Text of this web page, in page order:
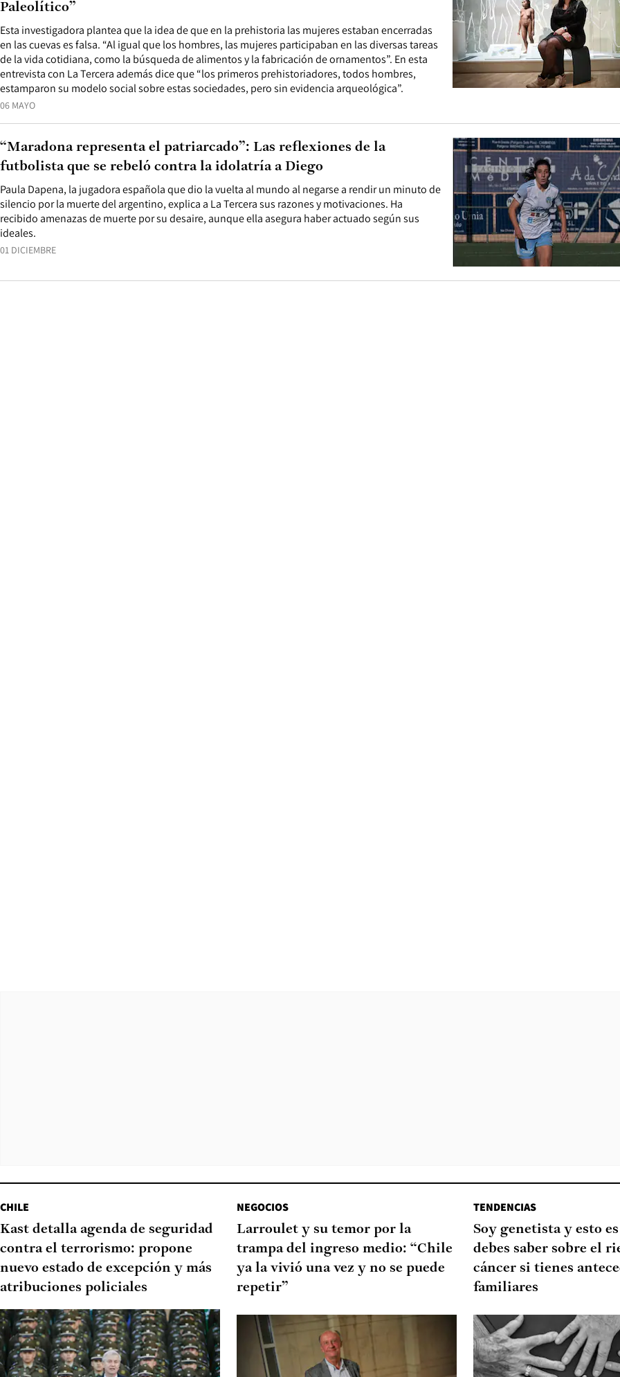
06 MAYO
Esta investigadora plantea que la idea de que en la prehistoria las mujeres estaban encerradas
en las cuevas es falsa. “Al igual que los hombres, las mujeres participaban en las diversas tareas
de la vida cotidiana, como la búsqueda de alimentos y la fabricación de ornamentos”. En esta
entrevista con La Tercera además dice que “los primeros prehistoriadores, todos hombres,
estamparon su modelo social sobre estas sociedades, pero sin evidencia arqueológica”.
Paleolítico”
01 DICIEMBRE
Paula Dapena, la jugadora española que dio la vuelta al mundo al negarse a rendir un minuto de
silencio por la muerte del argentino, explica a La Tercera sus razones y motivaciones. Ha
recibido amenazas de muerte por su desaire, aunque ella asegura haber actuado según sus
ideales.
“Maradona representa el patriarcado”: Las reflexiones de la
futbolista que se rebeló contra la idolatría a Diego
CHILE
Kast detalla agenda de seguridad
contra el terrorismo: propone
nuevo estado de excepción y más
atribuciones policiales
NEGOCIOS
Larroulet y su temor por la
trampa del ingreso medio: “Chile
ya la vivió una vez y no se puede
repetir”
TENDENCIAS
Soy genetista y esto
debes saber sobre el
cáncer si tienes
familiares